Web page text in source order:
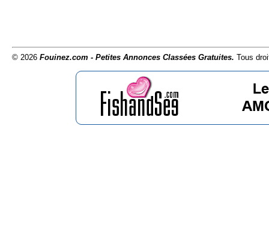
© 2026 Fouinez.com - Petites Annonces Classées Gratuites. Tous